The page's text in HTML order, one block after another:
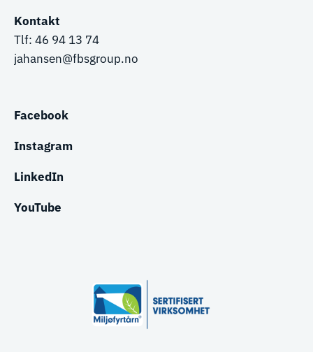
Kontakt
Tlf: 46 94 13 74
jahansen@fbsgroup.no
Facebook
Instagram
LinkedIn
YouTube